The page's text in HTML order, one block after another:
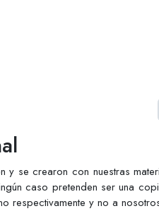
y se crearon con nuestras
caso pretenden ser una
respectivamente y no a